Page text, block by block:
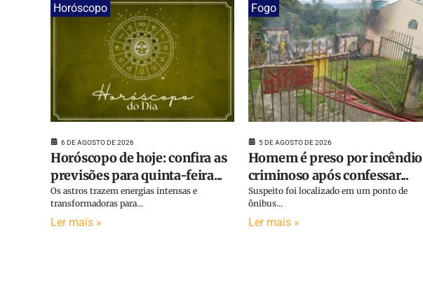
Horóscopo
6 DE AGOSTO DE 2026
Horóscopo de hoje: confira as
previsões para quinta-feira...
Os astros trazem energias intensas e
transformadoras para...
Ler mais »
Fogo
5 DE AGOSTO DE 2026
Homem é preso por incêndio
criminoso após confessar...
Suspeito foi localizado em um ponto de
ônibus...
Ler mais »